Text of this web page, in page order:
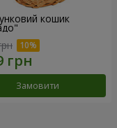
кошик
Замовити